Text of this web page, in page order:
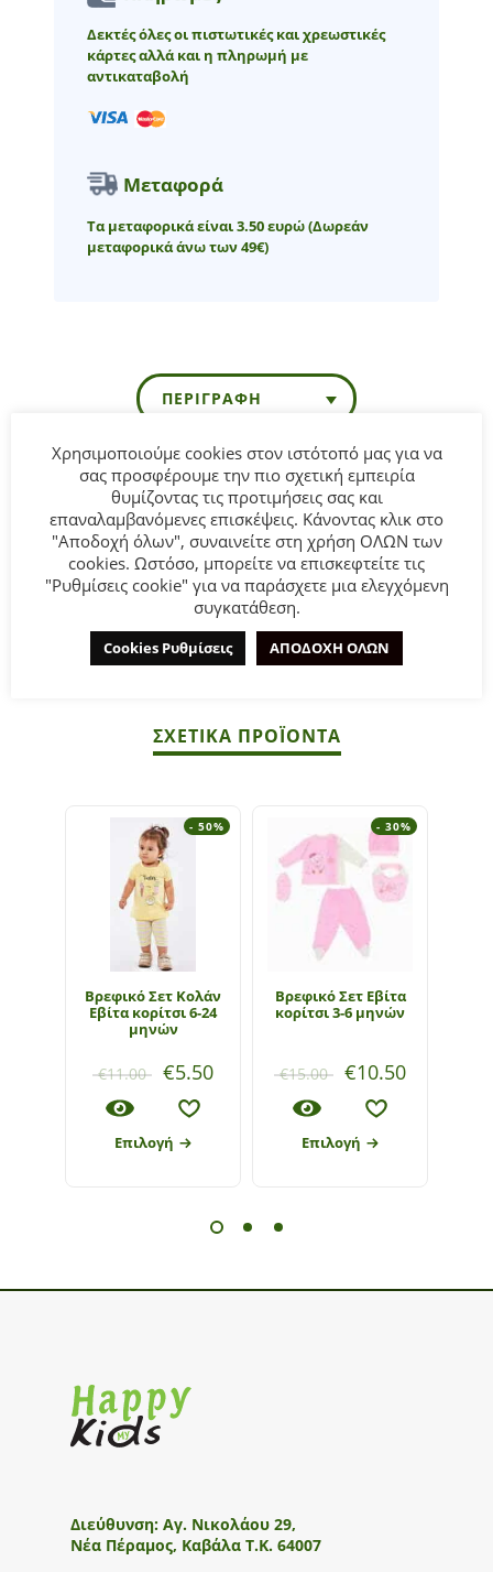
Δεκτές όλες οι πιστωτικές και χρεωστικές
κάρτες αλλά και η πληρωμή με
αντικαταβολή
Μεταφορά
Τα μεταφορικά είναι 3.50 ευρώ(Δωρεάν
μεταφορικά άνω των 49€)
ΠΕΡΙΓΡΑΦΉ
Βρεφικό σετ 3τμχ ΕΒΙΤΑ για κορίτσι από 6 έως 24 μηνών.
Ζακέτα σε ροζ χρώμα, εκρού μπλούζα και ροζ παντελόνι.
Σύνθεση:80%ΒΑΜ. 20%ΠΟΛ.
Πλένεται στο πλυντήριο στους 30°C.
ΣΧΕΤΙΚΆ ΠΡΟΪΌΝΤΑ
- 50%
Bρεφικό Σετ Κολάν
Εβίτα κορίτσι 6-24
μηνών
€11.00 €5.50
Επιλογή
- 30%
Βρεφικό Σετ Εβίτα
κορίτσι 3-6 μηνών
€15.00 €10.50
Επιλογή
Διεύθυνση: Αγ. Νικολάου 29,
Νέα Πέραμος, Καβάλα Τ.Κ. 64007
Χρησιμοποιούμε cookies στον ιστότοπό μας για να
σας προσφέρουμε την πιο σχετική εμπειρία
θυμίζοντας τις προτιμήσεις σας και
επαναλαμβανόμενες επισκέψεις. Κάνοντας κλικ στο
"Αποδοχή όλων", συναινείτε στη χρήση ΟΛΩΝ των
cookies. Ωστόσο, μπορείτε να επισκεφτείτε τις
"Ρυθμίσεις cookie" για να παράσχετε μια ελεγχόμενη
συγκατάθεση.
Cookies Ρυθμίσεις ΑΠΟΔΟΧΗ ΟΛΩΝ